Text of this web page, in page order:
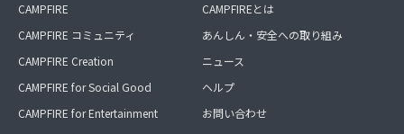
CAMPFIRE
CAMPFIRE コミュニティ
CAMPFIRE Creation
CAMPFIRE for Social Good
CAMPFIRE for Entertainment
CAMPFIREとは
あんしん・安全への取り組み
ニュース
ヘルプ
お問い合わせ